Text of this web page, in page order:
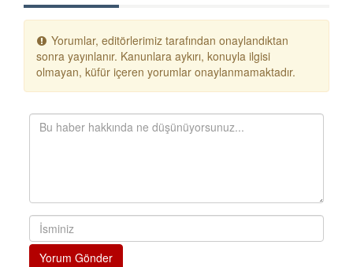
Yorumlar, editörlerimiz tarafından onaylandıktan
sonra yayınlanır. Kanunlara aykırı, konuyla ilgisi
olmayan, küfür içeren yorumlar onaylanmamaktadır.
Yorum Gönder